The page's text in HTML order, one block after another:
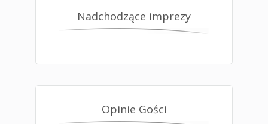
Nadchodzące imprezy
Opinie Gości